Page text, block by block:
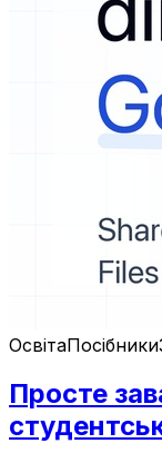
ОсвітаПосібники
Просте